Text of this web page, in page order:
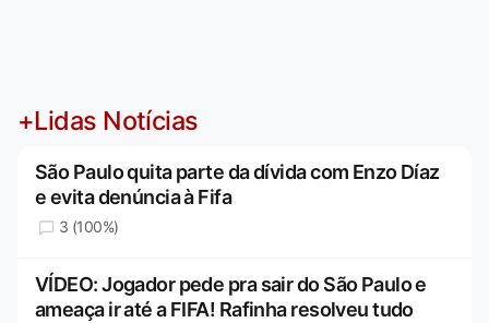
+Lidas Notícias
São Paulo quita parte da dívida com Enzo Díaz
e evita denúncia à Fifa
3 (100%)
VÍDEO: Jogador pede pra sair do São Paulo e
ameaça ir até a FIFA! Rafinha resolveu tudo